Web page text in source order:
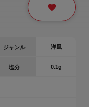
ジャンル 洋風
塩分 0.1g